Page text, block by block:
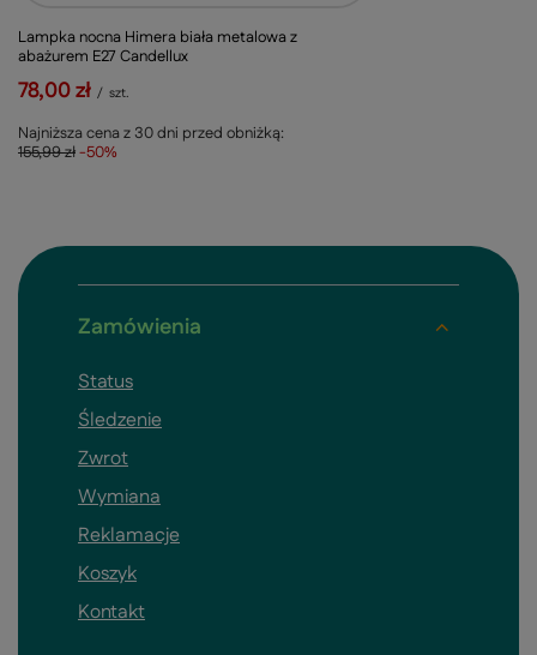
Lampka nocna Himera biała metalowa z
abażurem E27 Candellux
78,00 zł / szt.
Najniższa cena z 30 dni przed obniżką:
155,99 zł-50%
Zamówienia
Status
Śledzenie
Zwrot
Wymiana
Reklamacje
Koszyk
Kontakt